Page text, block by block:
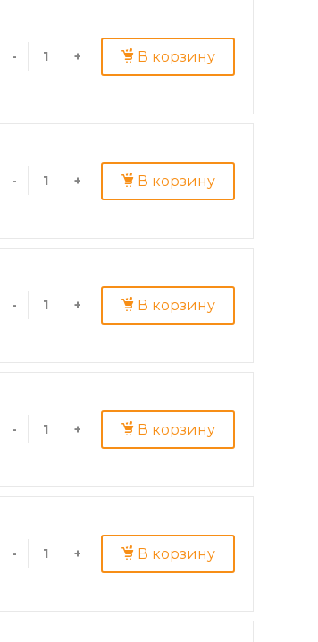
- + В корзину
- + В корзину
- + В корзину
- + В корзину
- + В корзину